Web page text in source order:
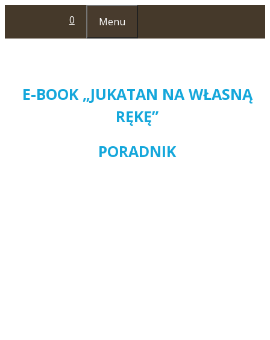
treści
0 Menu
E-BOOK „JUKATAN NA WŁASNĄ
RĘKĘ”
PORADNIK